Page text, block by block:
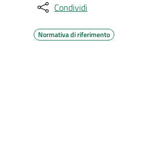
Condividi
Normativa di riferimento